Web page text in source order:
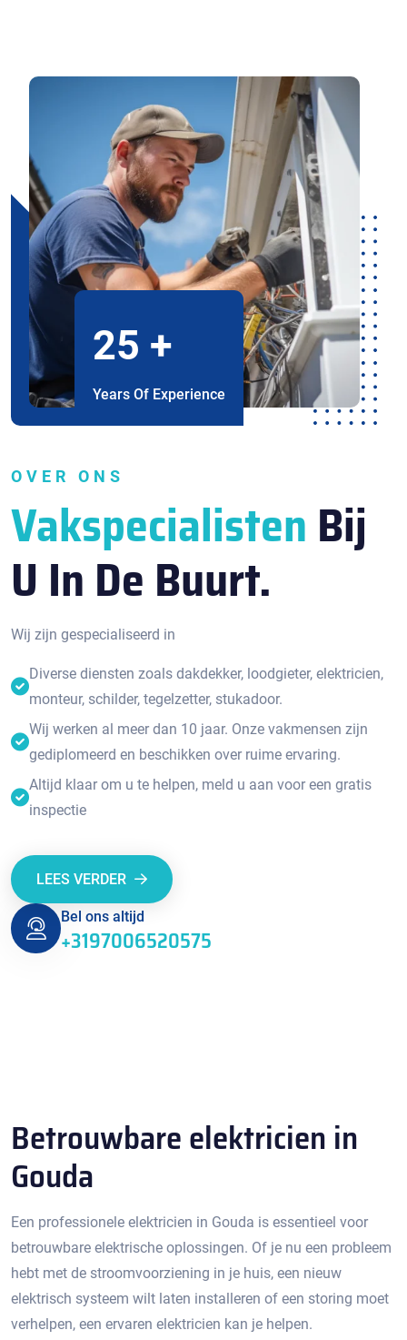
25 +
Years Of Experience
OVER ONS
Vakspecialisten Bij
U In De Buurt.
Wij zijn gespecialiseerd in
Diverse diensten zoals dakdekker, loodgieter, elektricien,
monteur, schilder, tegelzetter, stukadoor.
Wij werken al meer dan 10 jaar. Onze vakmensen zijn
gediplomeerd en beschikken over ruime ervaring.
Altijd klaar om u te helpen, meld u aan voor een gratis
inspectie
LEES VERDER
Bel ons altijd
+3197006520575
Betrouwbare elektricien in
Gouda
Een professionele elektricien in Gouda is essentieel voor
betrouwbare elektrische oplossingen. Of je nu een probleem
hebt met de stroomvoorziening in je huis, een nieuw
elektrisch systeem wilt laten installeren of een storing moet
verhelpen, een ervaren elektricien kan je helpen.​